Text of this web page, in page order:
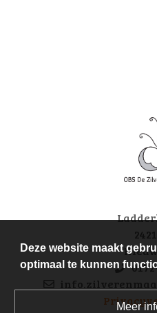
Deze website maakt
optimaal te kunnen
Meer